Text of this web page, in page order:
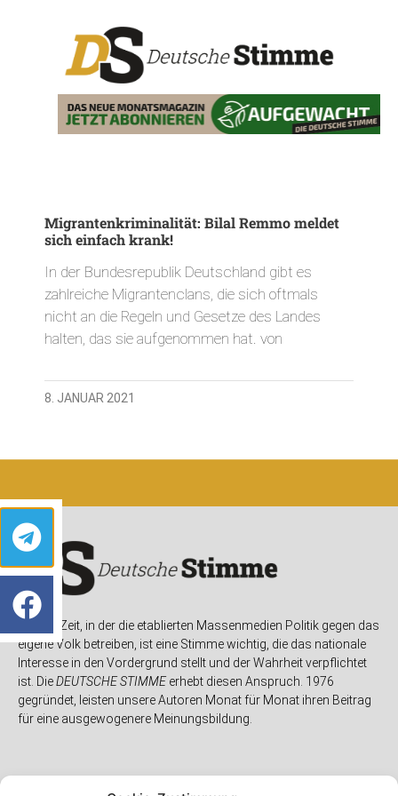
Migrantenkriminalität: Bilal Remmo meldet
sich einfach krank!
In der Bundesrepublik Deutschland gibt es
zahlreiche Migrantenclans, die sich oftmals
nicht an die Regeln und Gesetze des Landes
halten, das sie aufgenommen hat. von
8. JANUAR 2021
In einer Zeit, in der die etablierten Massenmedien Politik gegen das
eigene Volk betreiben, ist eine Stimme wichtig, die das nationale
Interesse in den Vordergrund stellt und der Wahrheit verpflichtet
ist. DieDEUTSCHE STIMMEerhebt diesen Anspruch. 1976
gegründet, leisten unsere Autoren Monat für Monat ihren Beitrag
für eine ausgewogenere Meinungsbildung.